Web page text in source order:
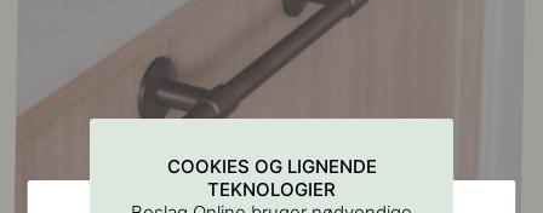
COOKIES OG LIGNENDE
TEKNOLOGIER